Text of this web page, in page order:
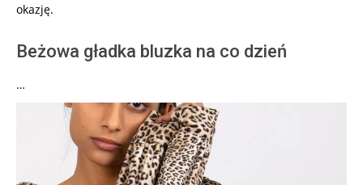
okazję.
Beżowa gładka bluzka na co dzień
…